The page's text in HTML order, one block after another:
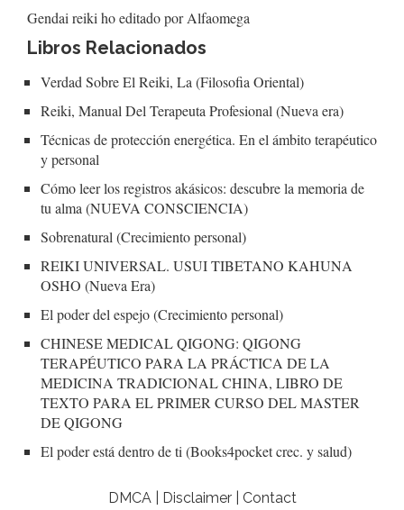
Gendai reiki ho editado por Alfaomega
Libros Relacionados
Verdad Sobre El Reiki, La (Filosofia Oriental)
Reiki, Manual Del Terapeuta Profesional (Nueva era)
Técnicas de protección energética. En el ámbito terapéutico
y personal
Cómo leer los registros akásicos: descubre la memoria de
tu alma (NUEVA CONSCIENCIA)
Sobrenatural (Crecimiento personal)
REIKI UNIVERSAL. USUI TIBETANO KAHUNA
OSHO (Nueva Era)
El poder del espejo (Crecimiento personal)
CHINESE MEDICAL QIGONG: QIGONG
TERAPÉUTICO PARA LA PRÁCTICA DE LA
MEDICINA TRADICIONAL CHINA, LIBRO DE
TEXTO PARA EL PRIMER CURSO DEL MASTER
DE QIGONG
El poder está dentro de ti (Books4pocket crec. y salud)
DMCA | Disclaimer | Contact